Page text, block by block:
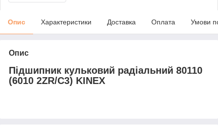
Опис Характеристики Доставка Оплата Умови
Опис
Підшипник кульковий радіальний 80110
(6010 2ZR/C3) KINEX